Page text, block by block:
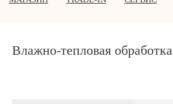
Влажно-тепловая обработка